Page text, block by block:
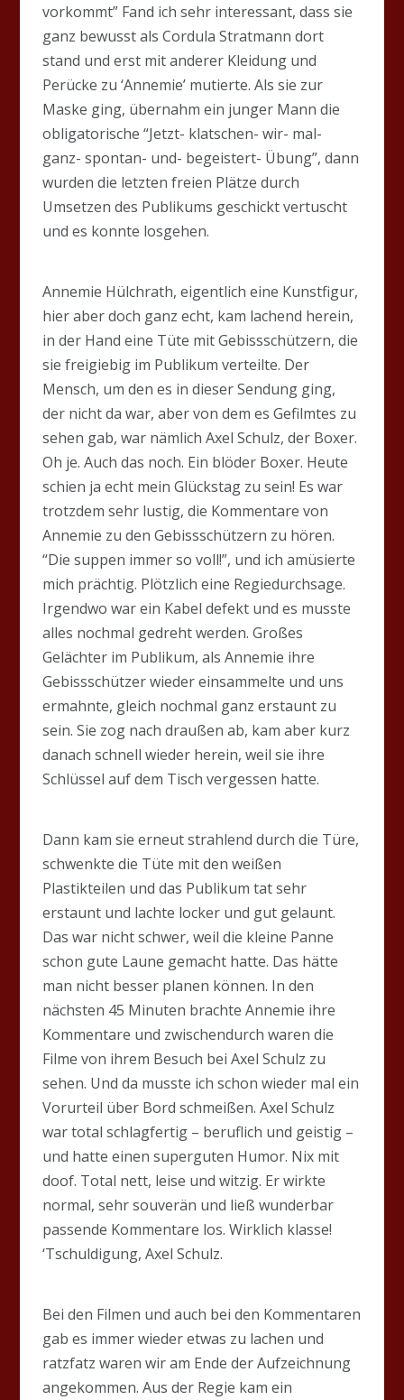
vorkommt” Fand ich sehr interessant, dass sie
ganz bewusst als Cordula Stratmann dort
stand und erst mit anderer Kleidung und
Perücke zu ‘Annemie’ mutierte. Als sie zur
Maske ging, übernahm ein junger Mann die
obligatorische “Jetzt- klatschen- wir- mal-
ganz- spontan- und- begeistert- Übung”, dann
wurden die letzten freien Plätze durch
Umsetzen des Publikums geschickt vertuscht
und es konnte losgehen.
Annemie Hülchrath, eigentlich eine Kunstfigur,
hier aber doch ganz echt, kam lachend herein,
in der Hand eine Tüte mit Gebissschützern, die
sie freigiebig im Publikum verteilte. Der
Mensch, um den es in dieser Sendung ging,
der nicht da war, aber von dem es Gefilmtes zu
sehen gab, war nämlich Axel Schulz, der Boxer.
Oh je. Auch das noch. Ein blöder Boxer. Heute
schien ja echt mein Glückstag zu sein! Es war
trotzdem sehr lustig, die Kommentare von
Annemie zu den Gebissschützern zu hören.
“Die suppen immer so voll!”, und ich amüsierte
mich prächtig. Plötzlich eine Regiedurchsage.
Irgendwo war ein Kabel defekt und es musste
alles nochmal gedreht werden. Großes
Gelächter im Publikum, als Annemie ihre
Gebissschützer wieder einsammelte und uns
ermahnte, gleich nochmal ganz erstaunt zu
sein. Sie zog nach draußen ab, kam aber kurz
danach schnell wieder herein, weil sie ihre
Schlüssel auf dem Tisch vergessen hatte.
Dann kam sie erneut strahlend durch die Türe,
schwenkte die Tüte mit den weißen
Plastikteilen und das Publikum tat sehr
erstaunt und lachte locker und gut gelaunt.
Das war nicht schwer, weil die kleine Panne
schon gute Laune gemacht hatte. Das hätte
man nicht besser planen können. In den
nächsten 45 Minuten brachte Annemie ihre
Kommentare und zwischendurch waren die
Filme von ihrem Besuch bei Axel Schulz zu
sehen. Und da musste ich schon wieder mal ein
Vorurteil über Bord schmeißen. Axel Schulz
war total schlagfertig – beruflich und geistig –
und hatte einen superguten Humor. Nix mit
doof. Total nett, leise und witzig. Er wirkte
normal, sehr souverän und ließ wunderbar
passende Kommentare los. Wirklich klasse!
‘Tschuldigung, Axel Schulz.
Bei den Filmen und auch bei den Kommentaren
gab es immer wieder etwas zu lachen und
ratzfatz waren wir am Ende der Aufzeichnung
angekommen. Aus der Regie kam ein